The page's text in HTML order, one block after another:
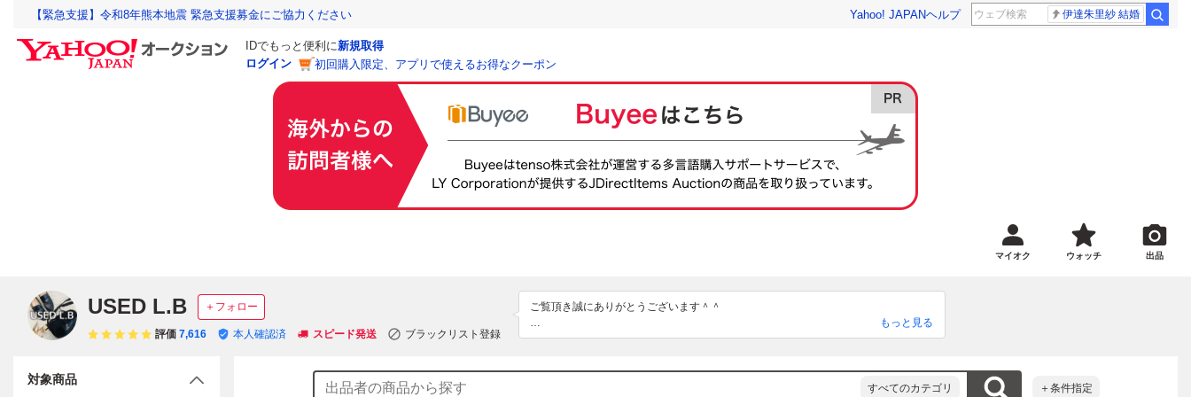
【緊急支援】令和8年熊本地震 緊急支援募金にご協力ください Yahoo! JAPANヘルプ 伊達朱里紗 結婚
IDでもっと便利に新規取得
ログイン
初回購入限定、アプリで使えるお得なクーポン
マイオク ウォッチ 出品
USED L.B ＋フォロー
評価 7,616 本人確認済 スピード発送 ブラックリスト登録
ご覧頂き誠にありがとうございます＾＾
※評価に関して、こちらからは評価はしておりませんので
もっと見る
すべてのカテゴリ ＋条件指定
対象商品